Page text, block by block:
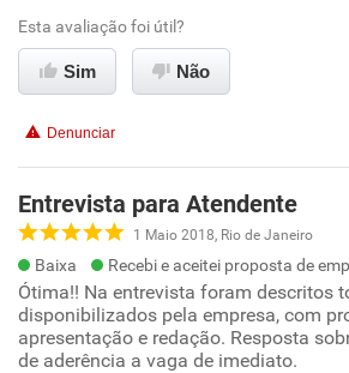
Esta avaliação foi útil?
Sim Não
Denunciar
Entrevista para Atendente
1 Maio 2018, Rio de Janeiro
Baixa Recebi e aceitei proposta de
Ótima!! Na entrevista foram descritos
disponibilizados pela empresa, com
apresentação e redação. Resposta
de aderência a vaga de imediato.